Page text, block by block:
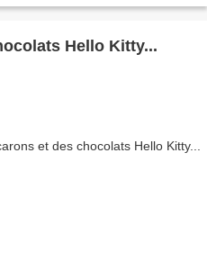
Hello Kitty...